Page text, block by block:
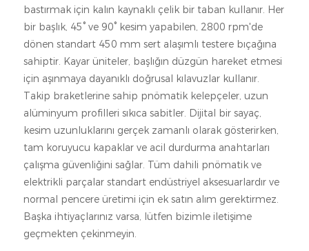
bastırmak için kalın kaynaklı çelik bir taban kullanır. Her
bir başlık, 45° ve 90° kesim yapabilen, 2800 rpm'de
dönen standart 450 mm sert alaşımlı testere bıçağına
sahiptir. Kayar üniteler, başlığın düzgün hareket etmesi
için aşınmaya dayanıklı doğrusal kılavuzlar kullanır.
Takip braketlerine sahip pnömatik kelepçeler, uzun
alüminyum profilleri sıkıca sabitler. Dijital bir sayaç,
kesim uzunluklarını gerçek zamanlı olarak gösterirken,
tam koruyucu kapaklar ve acil durdurma anahtarları
çalışma güvenliğini sağlar. Tüm dahili pnömatik ve
elektrikli parçalar standart endüstriyel aksesuarlardır ve
normal pencere üretimi için ek satın alım gerektirmez.
Başka ihtiyaçlarınız varsa, lütfen bizimle iletişime
geçmekten çekinmeyin.